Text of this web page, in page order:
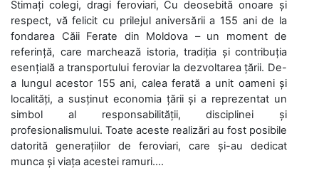
Stimați colegi, dragi feroviari, Cu deosebită onoare și
respect, vă felicit cu prilejul aniversării a 155 ani de la
fondarea Căii Ferate din Moldova – un moment de
referință, care marchează istoria, tradiția și contribuția
esențială a transportului feroviar la dezvoltarea țării. De-
a lungul acestor 155 ani, calea ferată a unit oameni și
localități, a susținut economia țării și a reprezentat un
simbol al responsabilității, disciplinei și
profesionalismului. Toate aceste realizări au fost posibile
datorită generațiilor de feroviari, care și-au dedicat
munca și viața acestei ramuri....